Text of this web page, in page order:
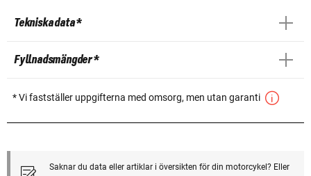
Tekniska data *
Fyllnadsmängder *
* Vi fastställer uppgifterna med omsorg, men utan garanti
Saknar du data eller artiklar i översikten för din motorcykel? Eller